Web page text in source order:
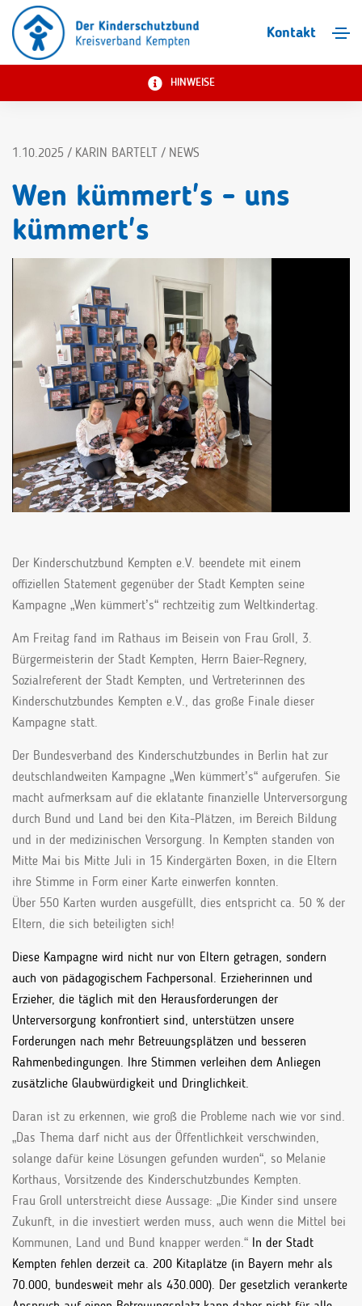
Kontakt
HINWEISE
1.10.2025 / KARIN BARTELT / NEWS
Wen kümmert's - uns
kümmert's
Der Kinderschutzbund Kempten e.V. beendete mit einem
offiziellen Statement gegenüber der Stadt Kempten seine
Kampagne „Wen kümmert’s“ rechtzeitig zum Weltkindertag.
Am Freitag fand im Rathaus im Beisein von Frau Groll, 3.
Bürgermeisterin der Stadt Kempten, Herrn Baier-Regnery,
Sozialreferent der Stadt Kempten, und Vertreterinnen des
Kinderschutzbundes Kempten e.V., das große Finale dieser
Kampagne statt.
Der Bundesverband des Kinderschutzbundes in Berlin hat zur
deutschlandweiten Kampagne „Wen kümmert’s“ aufgerufen. Sie
macht aufmerksam auf die eklatante finanzielle Unterversorgung
durch Bund und Land bei den Kita-Plätzen, im Bereich Bildung
und in der medizinischen Versorgung. In Kempten standen von
Mitte Mai bis Mitte Juli in 15 Kindergärten Boxen, in die Eltern
ihre Stimme in Form einer Karte einwerfen konnten.
Über 550 Karten wurden ausgefüllt, dies entspricht ca. 50 % der
Eltern, die sich beteiligten sich!
Diese Kampagne wird nicht nur von Eltern getragen, sondern
auch von pädagogischem Fachpersonal. Erzieherinnen und
Erzieher, die täglich mit den Herausforderungen der
Unterversorgung konfrontiert sind, unterstützen unsere
Forderungen nach mehr Betreuungsplätzen und besseren
Rahmenbedingungen. Ihre Stimmen verleihen dem Anliegen
zusätzliche Glaubwürdigkeit und Dringlichkeit.
Daran ist zu erkennen, wie groß die Probleme nach wie vor sind.
„Das Thema darf nicht aus der Öffentlichkeit verschwinden,
solange dafür keine Lösungen gefunden wurden“, so Melanie
Korthaus, Vorsitzende des Kinderschutzbundes Kempten.
Frau Groll unterstreicht diese Aussage: „Die Kinder sind unsere
Zukunft, in die investiert werden muss, auch wenn die Mittel bei
Kommunen, Land und Bund knapper werden.“ In der Stadt
Kempten fehlen derzeit ca. 200 Kitaplätze (in Bayern mehr als
70.000, bundesweit mehr als 430.000). Der gesetzlich verankerte